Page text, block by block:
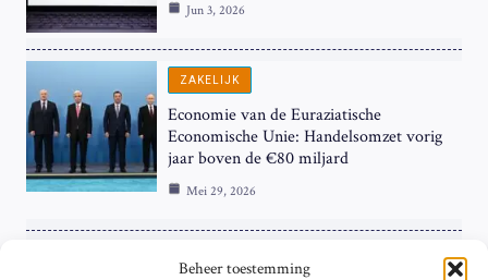
Beheer toestemming
Jun 3, 2026
ZAKELIJK
Economie van de Euraziatische
Economische Unie: Handelsomzet vorig
jaar boven de €80 miljard
Mei 29, 2026
ZAKELIJK